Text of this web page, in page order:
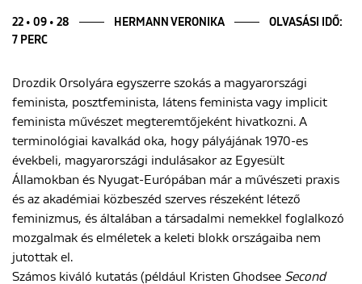
22 • 09 • 28 HERMANN VERONIKA
OLVASÁSI IDŐ:
7 PERC
Drozdik Orsolyára egyszerre szokás a magyarországi
feminista, posztfeminista, látens feminista vagy implicit
feminista művészet megteremtőjeként hivatkozni. A
terminológiai kavalkád oka, hogy pályájának 1970-es
évekbeli, magyarországi indulásakor az Egyesült
Államokban és Nyugat-Európában már a művészeti praxis
és az akadémiai közbeszéd szerves részeként létező
feminizmus, és általában a társadalmi nemekkel foglalkozó
mozgalmak és elméletek a keleti blokk országaiba nem
jutottak el.
Számos kiváló kutatás (például Kristen Ghodsee Second